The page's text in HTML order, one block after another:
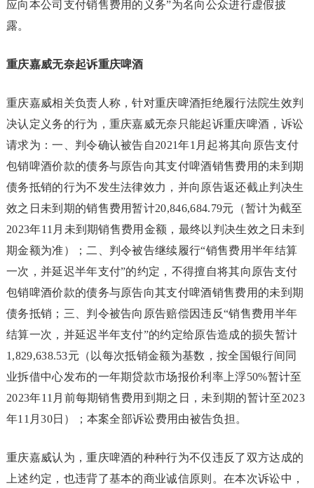
应向本公司支付销售费用的义务”为名向公众进行虚假披
露。
重庆嘉威无奈起诉重庆啤酒
重庆嘉威相关负责人称，针对重庆啤酒拒绝履行法院生效判
决认定义务的行为，重庆嘉威无奈只能起诉重庆啤酒，诉讼
请求为：一、判令确认被告自2021年1月起将其向原告支付
包销啤酒价款的债务与原告向其支付啤酒销售费用的未到期
债务抵销的行为不发生法律效力，并向原告返还截止判决生
效之日未到期的销售费用暂计20,846,684.79元（暂计为截至
2023年11月未到期销售费用金额，最终以判决生效之日未到
期金额为准）；二、判令被告继续履行“销售费用半年结算
一次，并延迟半年支付”的约定，不得擅自将其向原告支付
包销啤酒价款的债务与原告向其支付啤酒销售费用的未到期
债务抵销；三、判令被告向原告赔偿因违反“销售费用半年
结算一次，并延迟半年支付”的约定给原告造成的损失暂计
1,829,638.53元（以每次抵销金额为基数，按全国银行间同
业拆借中心发布的一年期贷款市场报价利率上浮50%暂计至
2023年11月前每期销售费用到期之日，未到期的暂计至2023
年11月30日）；本案全部诉讼费用由被告负担。
重庆嘉威认为，重庆啤酒的种种行为不仅违反了双方达成的
上述约定，也违背了基本的商业诚信原则。在本次诉讼中，